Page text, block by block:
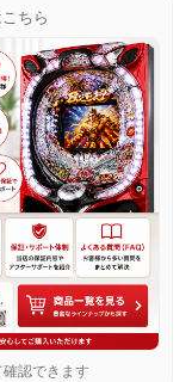
ちら
認できます